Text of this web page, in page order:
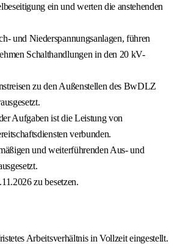
ein und werten die anstehenden
und Niederspannungsanlagen, führen
Schalthandlungen in den 20 kV-
zu den Außenstellen des BwDLZ
Aufgaben ist die Leistung von
verbunden.
und weiterführenden Aus- und
zu besetzen.
Arbeitsverhältnis in Vollzeit eingestellt.